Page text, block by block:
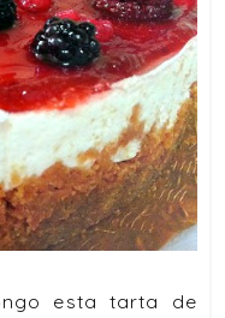
esta tarta de